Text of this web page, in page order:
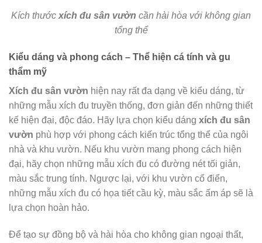
Kích thước xích đu sân vườn cần hài hòa với không gian
tổng thể
Kiểu dáng và phong cách – Thể hiện cá tính và gu
thẩm mỹ
Xích đu sân vườn hiện nay rất đa dạng về kiểu dáng, từ
những mẫu xích đu truyền thống, đơn giản đến những thiết
kế hiện đại, độc đáo. Hãy lựa chọn kiểu dáng xích đu sân
vườn phù hợp với phong cách kiến trúc tổng thể của ngôi
nhà và khu vườn. Nếu khu vườn mang phong cách hiện
đại, hãy chọn những mẫu xích đu có đường nét tối giản,
màu sắc trung tính. Ngược lại, với khu vườn cổ điển,
những mẫu xích đu có họa tiết cầu kỳ, màu sắc ấm áp sẽ là
lựa chọn hoàn hảo.
Để tạo sự đồng bộ và hài hòa cho không gian ngoại thất,